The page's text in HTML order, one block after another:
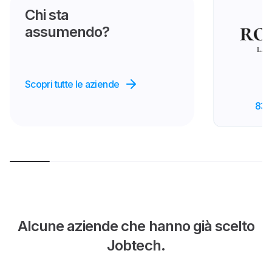
Chi sta
assumendo?
Scopri tutte le aziende
83
Alcune aziende che hanno già scelto
Jobtech.